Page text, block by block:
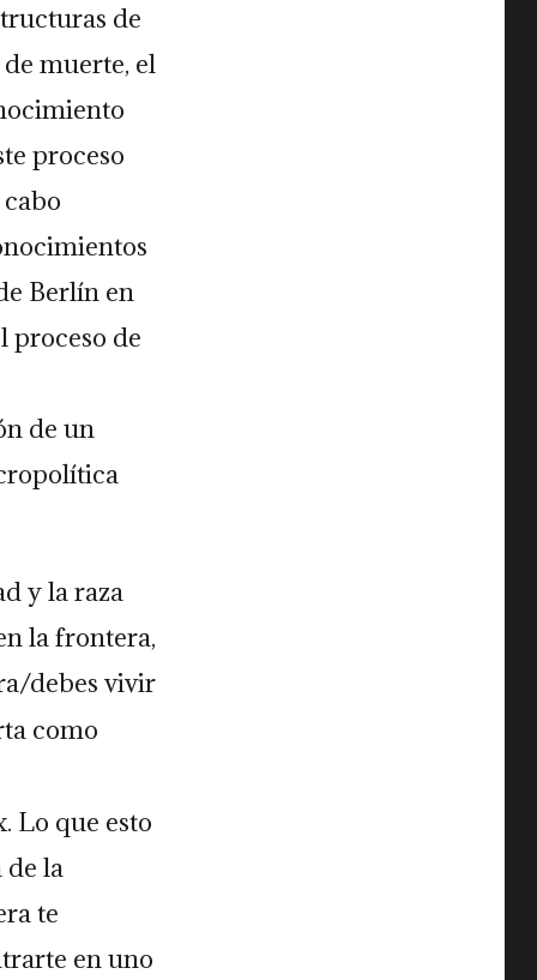
de
muerte, el
proceso
Berlín en
proceso de
de un
y la raza
la frontera,
debes vivir
como
Lo que esto
la
te
en uno